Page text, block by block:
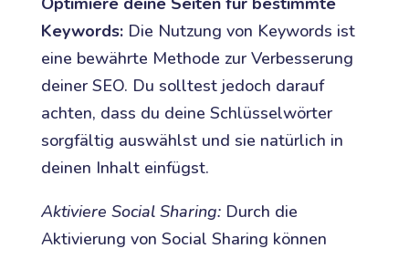
Keywords:Die Nutzung von Keywords ist
eine bewährte Methode zur Verbesserung
deiner SEO. Du solltest jedoch darauf
achten, dass du deine Schlüsselwörter
sorgfältig auswählst und sie natürlich in
deinen Inhalt einfügst.
Aktiviere Social Sharing:Durch die
Aktivierung von Social Sharing können